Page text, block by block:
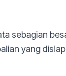
sebagian
yang